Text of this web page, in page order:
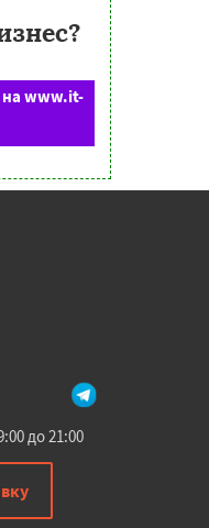
на www.it-
до 21:00